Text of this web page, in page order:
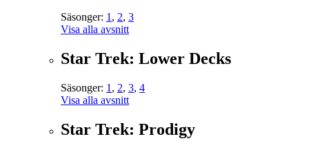
Säsonger: 1 , 2, 3
Visa alla avsnitt
Star Trek: Lower Decks
Säsonger: 1 , 2, 3, 4
Visa alla avsnitt
Star Trek: Prodigy